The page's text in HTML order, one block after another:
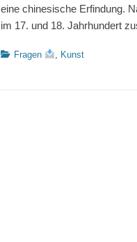
eine chinesische Erfindung.
im 17. und 18. Jahrhundert
Kategorien
Fragen , Kunst